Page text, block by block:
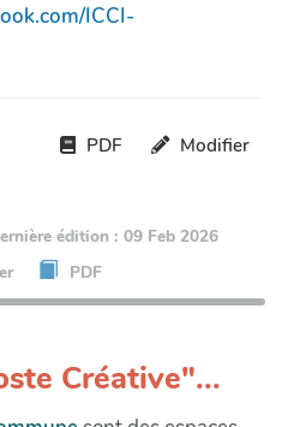
ICCI-
PDF Modifier
édition : 09 Feb 2026
PDF